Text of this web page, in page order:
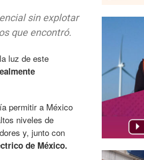
sin explotar
que encontró.
luz de este
permitir a México
niveles de
y, junto con
de México.